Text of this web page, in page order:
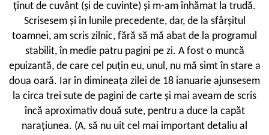
ținut de cuvânt (și de cuvinte) și m-am înhămat la trudă.
Scrisesem și în lunile precedente, dar, de la sfârșitul
toamnei, am scris zilnic, fără să mă abat de la programul
stabilit, în medie patru pagini pe zi. A fost o muncă
epuizantă, de care cel puțin eu, unul, nu mă simt în stare a
doua oară. Iar în dimineața zilei de 18 ianuarie ajunsesem
la circa trei sute de pagini de carte și mai aveam de scris
încă aproximativ două sute, pentru a duce la capăt
narațiunea. (A, să nu uit cel mai important detaliu al